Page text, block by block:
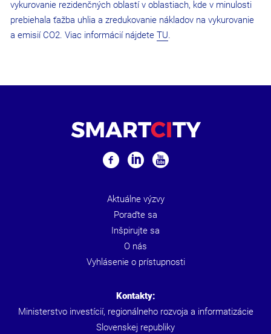
vykurovanie rezidenčných oblastí v oblastiach, kde v minulosti
prebiehala ťažba uhlia a zredukovanie nákladov na vykurovanie
a emisií CO2. Viac informácií nájdete TU.
Aktuálne výzvy
Poraďte sa
Inšpirujte sa
O nás
Vyhlásenie o prístupnosti
Kontakty:
Ministerstvo investícií, regionálneho rozvoja a informatizácie
Slovenskej republiky